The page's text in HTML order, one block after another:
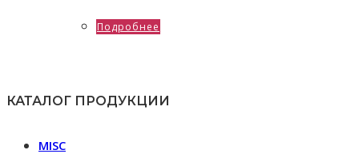
Подробнее
КАТАЛОГ ПРОДУКЦИИ
MISC